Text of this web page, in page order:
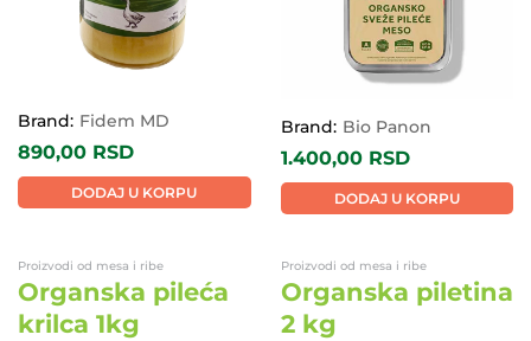
Brand: Fidem MD
890,00 RSD
DODAJ U KORPU
Brand: Bio Panon
1.400,00 RSD
DODAJ U KORPU
Proizvodi od mesa i ribe
Organska pileća
krilca 1kg
Proizvodi od mesa i ribe
Organska piletina
2 kg